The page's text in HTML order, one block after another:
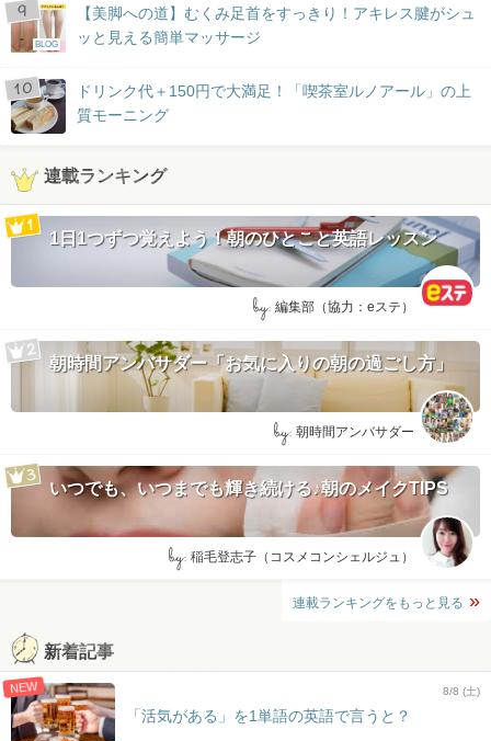
BLOG
【美脚への道】むくみ足首をすっきり！アキレス腱がシュ
ッと見える簡単マッサージ
ドリンク代＋150円で大満足！「喫茶室ルノアール」の上
質モーニング
連載ランキング
1日1つずつ覚えよう！朝のひとこと英語レッスン
by: 編集部（協力：eステ）
朝時間アンバサダー「お気に入りの朝の過ごし方」
by: 朝時間アンバサダー
いつでも、いつまでも輝き続ける♪朝のメイクTIPS
by: 稲毛登志子（コスメコンシェルジュ）
連載ランキングをもっと見る
新着記事
NEW 8/8 (土)
「活気がある」を1単語の英語で言うと？